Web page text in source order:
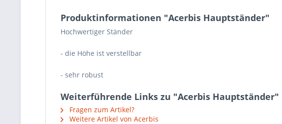
Produktinformationen "Acerbis Hauptständer"
Hochwertiger Ständer
- die Höhe ist verstellbar
- sehr robust
Weiterführende Links zu "Acerbis Hauptständer"
Fragen zum Artikel?
Weitere Artikel von Acerbis